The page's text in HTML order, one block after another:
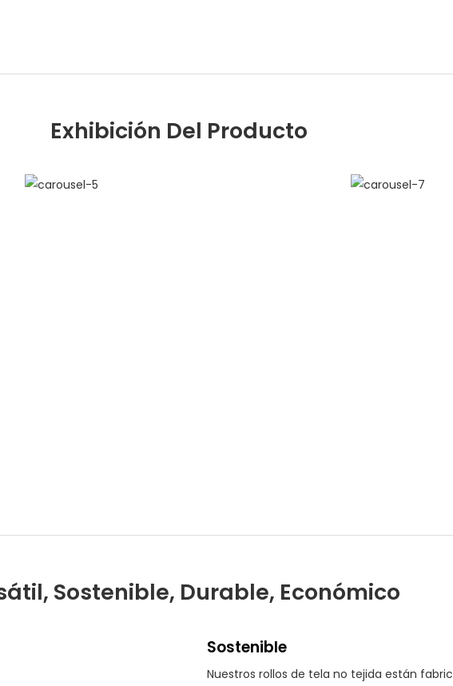
Exhibición Del Producto
Sostenible, Durable, Económico
Sostenible
Nuestros rollos de tela no tejida están